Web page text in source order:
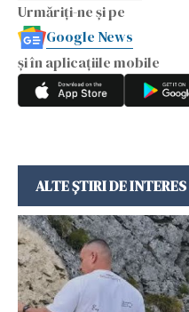
Urmăriți-ne și pe
Google News
și în aplicațiile mobile
ALTE ȘTIRI DE INTERES